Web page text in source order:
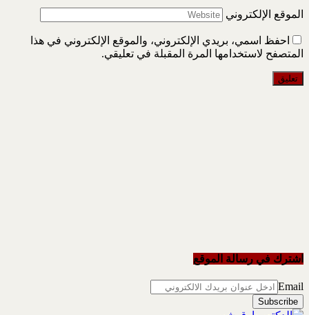
الموقع الإلكتروني
احفظ اسمي، بريدي الإلكتروني، والموقع الإلكتروني في هذا
المتصفح لاستخدامها المرة المقبلة في تعليقي.
اشترك في رسالة الموقع
Email